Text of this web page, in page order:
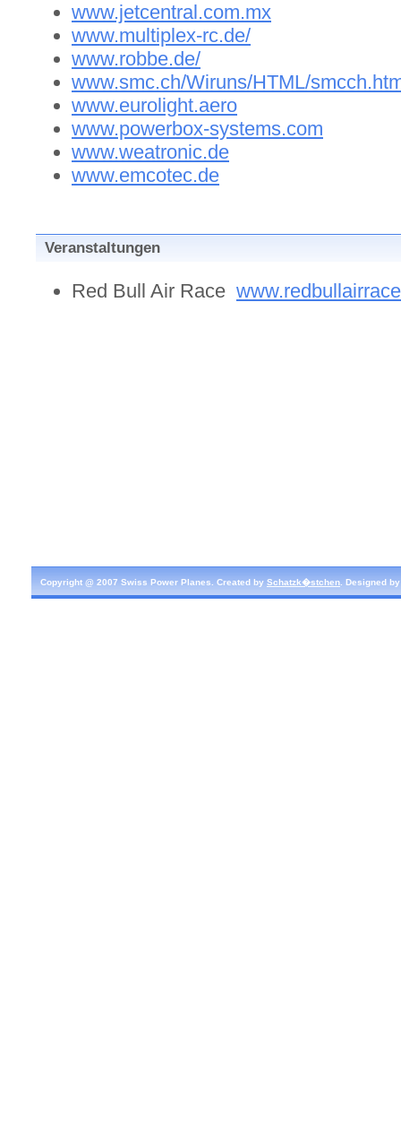
www.jetcentral.com.mx
www.multiplex-rc.de/
www.robbe.de/
www.smc.ch/Wiruns/HTML/
www.eurolight.aero
www.powerbox-systems.com
www.weatronic.de
www.emcotec.de
Veranstaltungen
Red Bull Air Race
Copyright @ 2007 Swiss Power Planes. Created by Schatzk�stchen . Designed